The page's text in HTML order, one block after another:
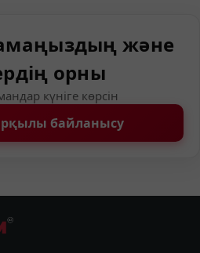
және
орны
күніге көрсін
байланысу